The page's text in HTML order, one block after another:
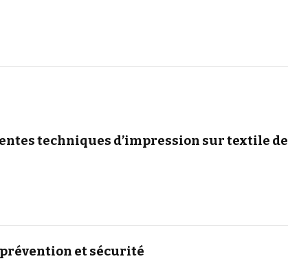
techniques d’impression sur textile de
et sécurité